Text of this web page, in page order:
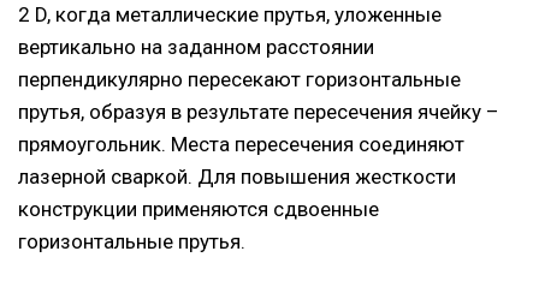
2 D, когда металлические прутья, уложенные
вертикально на заданном расстоянии
перпендикулярно пересекают горизонтальные
прутья, образуя в результате пересечения ячейку –
прямоугольник. Места пересечения соединяют
лазерной сваркой. Для повышения жесткости
конструкции применяются сдвоенные
горизонтальные прутья.